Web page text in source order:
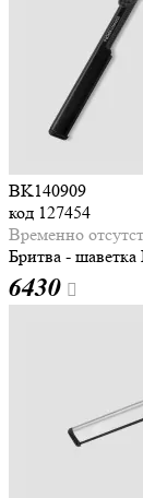
BK140909
код 127454
Временно
Бритва -
6430